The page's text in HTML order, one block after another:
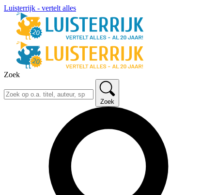
Luisterrijk - vertelt alles
Zoek
Zoek